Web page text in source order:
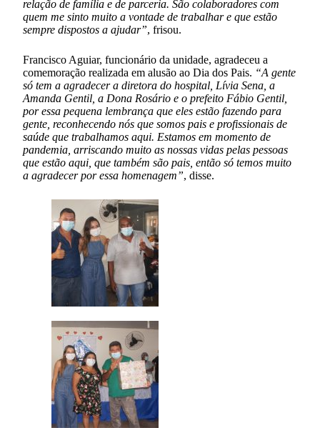
relação de família e de parceria. São colaboradores com
quem me sinto muito a vontade de trabalhar e que estão
sempre dispostos a ajudar”, frisou.
Francisco Aguiar, funcionário da unidade, agradeceu a
comemoração realizada em alusão ao Dia dos Pais. “A gente
só tem a agradecer a diretora do hospital, Lívia Sena, a
Amanda Gentil, a Dona Rosário e o prefeito Fábio Gentil,
por essa pequena lembrança que eles estão fazendo para
gente, reconhecendo nós que somos pais e profissionais de
saúde que trabalhamos aqui. Estamos em momento de
pandemia, arriscando muito as nossas vidas pelas pessoas
que estão aqui, que também são pais, então só temos muito
a agradecer por essa homenagem”, disse.